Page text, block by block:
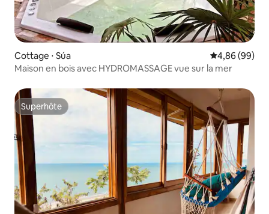
Cottage ⋅ Súa Évaluation
4,86 (99)
Maison en bois avec HYDROMASSAGE vue sur la mer
Superhôte
Superhôte